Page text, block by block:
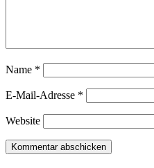
Name *
E-Mail-Adresse *
Website